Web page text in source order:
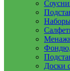
Фондю,
Доски